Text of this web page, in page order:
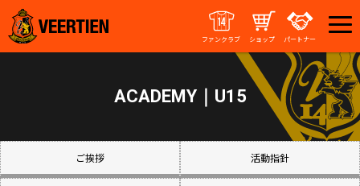
ファンクラブ ショップ パートナー
ACADEMY｜U15
ご挨拶 活動指針